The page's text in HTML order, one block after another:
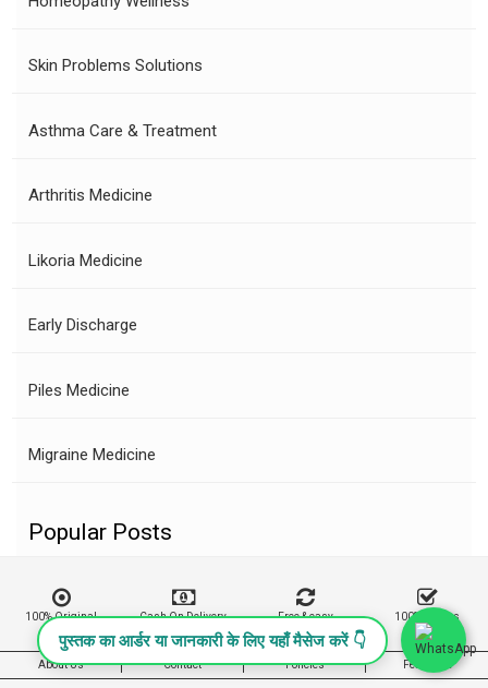
पुस्तक का आर्डर या जानकारी के लिए यहाँ मैसेज करें 👇
Skin Problems Solutions
Asthma Care & Treatment
Arthritis Medicine
Likoria Medicine
Early Discharge
Piles Medicine
Migraine Medicine
Popular Posts
100% Original
Product
Cash On Delivery
Free & easy
Returns
100% Buyers
Protection
About Us Contact Policies Feedback